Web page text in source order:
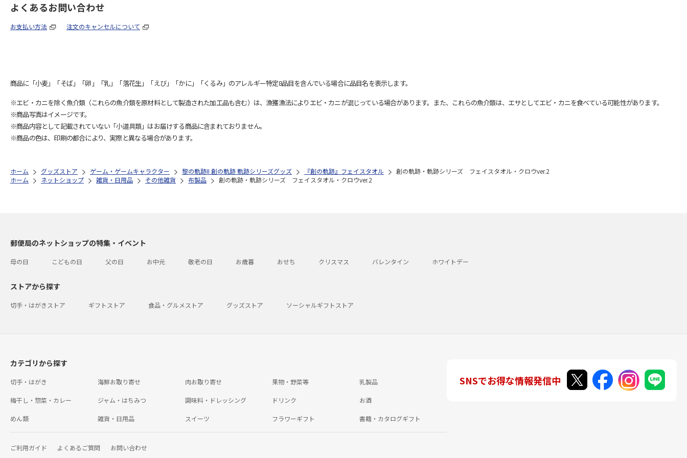
よくあるお問い合わせ
お支払い方法 注文のキャンセルについて
商品に「小麦」「そば」「卵」「乳」「落花生」「えび」「かに」「くるみ」のアレルギー特定8品目を含んでいる場合に品目名を表示します。
※エビ・カニを除く魚介類（これらの魚介類を原材料として製造された加工品も含む）は、漁獲漁法によりエビ・カニが混じっている場合があります。また、これらの魚介類は、エサとしてエビ・カニを食べている可能性があります。
※商品写真はイメージです。
※商品内容として記載されていない「小道具類」はお届けする商品に含まれておりません。
※商品の色は、印刷の都合により、実際と異なる場合があります。
ホーム グッズストア ゲーム・ゲームキャラクター 黎の軌跡II 創の軌跡 軌跡シリーズグッズ 『創の軌跡』フェイスタオル
創の軌跡・軌跡シリーズ フェイスタオル・クロウver.2
ホーム
ネットショップ 雑貨・日用品 その他雑貨 布製品 創の軌跡・軌跡シリーズ フェイスタオル・クロウver.2
郵便局のネットショップの特集・イベント
母の日 こどもの日 父の日 お中元 敬老の日 お歳暮 おせち クリスマス バレンタイン ホワイトデー
ストアから探す
切手・はがきストア ギフトストア 食品・グルメストア グッズストア ソーシャルギフトストア
カテゴリから探す
切手・はがき 海鮮お取り寄せ 肉お取り寄せ 果物・野菜等 乳製品
梅干し・惣菜・カレー ジャム・はちみつ 調味料・ドレッシング ドリンク お酒
めん類 雑貨・日用品 スイーツ フラワーギフト 書籍・カタログギフト
ご利用ガイド よくあるご質問 お問い合わせ
SNSでお得な情報発信中